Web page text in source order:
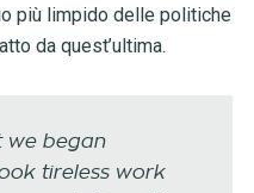
più limpido delle politiche
da quest’ultima.
we began
tireless work